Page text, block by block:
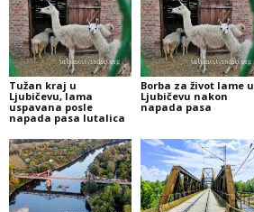
Tužan kraj u
Ljubičevu, lama
uspavana posle
napada pasa lutalica
Borba za život lame u
Ljubičevu nakon
napada pasa